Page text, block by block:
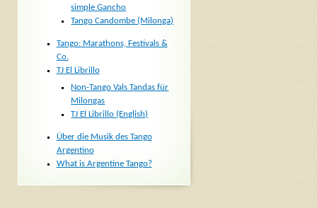
simple Gancho
Tango Candombe (Milonga)
Tango: Marathons, Festivals &
Co.
TJ El Librillo
Non-Tango Vals Tandas für
Milongas
TJ El Librillo (English)
Über die Musik des Tango
Argentino
What is Argentine Tango?